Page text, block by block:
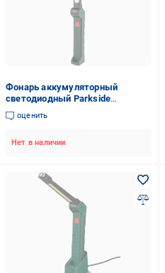
Фонарь аккумуляторный
светодиодный Parkside
Зеленый (100350471)
оценить
Нет в наличии